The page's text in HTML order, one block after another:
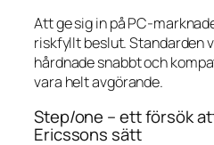
Att ge sig in på PC-
riskfyllt beslut. Standarden
hårdnade snabbt och
vara helt avgörande.
Step/one – ett försök
Ericssons sätt